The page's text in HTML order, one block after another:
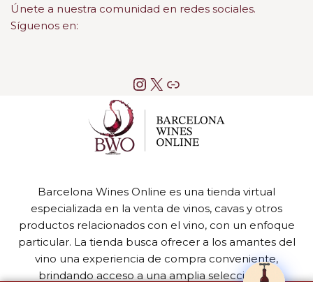
Únete a nuestra comunidad en redes sociales.
Síguenos en:
Barcelona Wines Online es una tienda virtual
especializada en la venta de vinos, cavas y otros
productos relacionados con el vino, con un enfoque
particular. La tienda busca ofrecer a los amantes del
vino una experiencia de compra conveniente,
brindando acceso a una amplia selección de